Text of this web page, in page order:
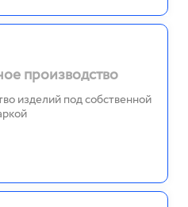
производство
изделий под собственной